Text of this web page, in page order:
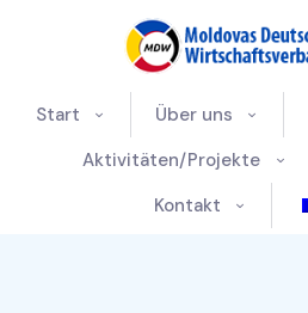
Start Über uns
Aktivitäten/Projekte
Kontakt